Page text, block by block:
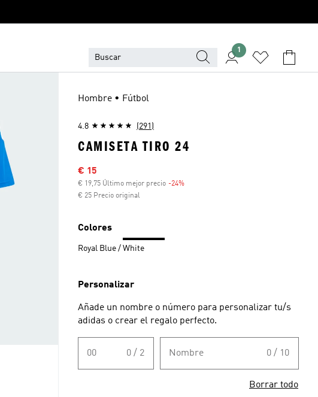
1
Hombre • Fútbol
4.8 (291)
CAMISETA TIRO 24
Precio rebajado
€ 15
€ 19,75 Último mejor precio -24%
€ 25 Precio original
Colores
Royal Blue / White
Personalizar
Añade un nombre o número para personalizar tu/s
adidas o crear el regalo perfecto.
00 0 / 2 Nombre 0 / 10
Borrar todo